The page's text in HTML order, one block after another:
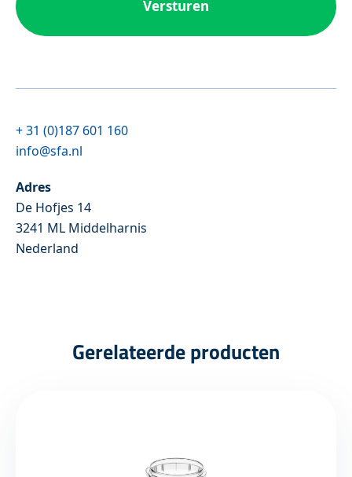
+ 31 (0)187 601 160
info@sfa.nl
Adres
De Hofjes 14
3241 ML Middelharnis
Nederland
Gerelateerde producten